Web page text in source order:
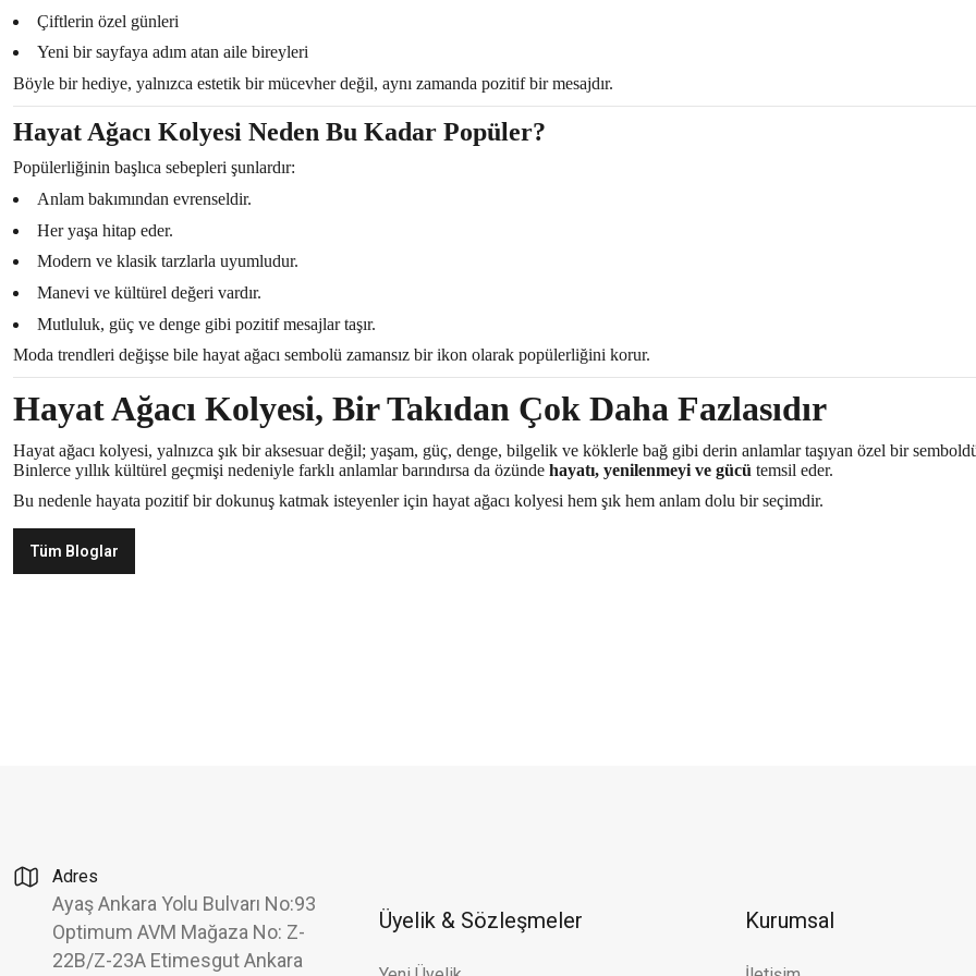
Çiftlerin özel günleri
Yeni bir sayfaya adım atan aile bireyleri
Böyle bir hediye, yalnızca estetik bir mücevher değil, aynı zamanda pozitif bir mesajdır.
Hayat Ağacı Kolyesi Neden Bu Kadar Popüler?
Popülerliğinin başlıca sebepleri şunlardır:
Anlam bakımından evrenseldir.
Her yaşa hitap eder.
Modern ve klasik tarzlarla uyumludur.
Manevi ve kültürel değeri vardır.
Mutluluk, güç ve denge gibi pozitif mesajlar taşır.
Moda trendleri değişse bile hayat ağacı sembolü zamansız bir ikon olarak popülerliğini korur.
Hayat Ağacı Kolyesi, Bir Takıdan Çok Daha Fazlasıdır
Hayat ağacı kolyesi, yalnızca şık bir aksesuar değil; yaşam, güç, denge, bilgelik ve köklerle bağ gibi derin anlamlar taşıyan özel bir
Binlerce yıllık kültürel geçmişi nedeniyle farklı anlamlar barındırsa da özünde hayatı, yenilenmeyi ve gücü temsil eder.
Bu nedenle hayata pozitif bir dokunuş katmak isteyenler için hayat ağacı kolyesi hem şık hem anlam dolu bir seçimdir.
Tüm Bloglar
Adres
Ayaş Ankara Yolu Bulvarı No:93
Optimum AVM Mağaza No: Z-
22B/Z-23A Etimesgut Ankara
Üyelik & Sözleşmeler Kurumsal